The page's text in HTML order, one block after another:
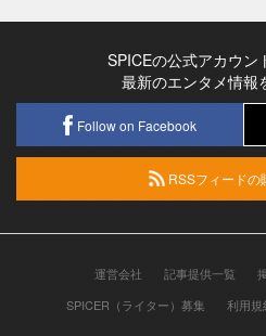
SPICEの公式アカウン
最新のエンタメ情報
Follow on Facebook
RSSフィードの
運営会社 記事提供一覧
SPICER（ライター）募集
利用規